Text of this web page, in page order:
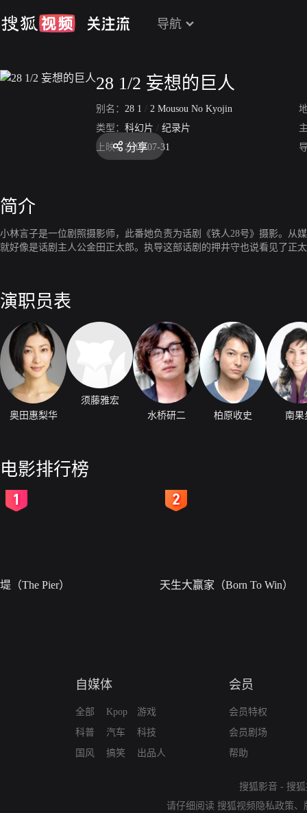
导航
28 1/2 妄想的巨人
别名： 28 1 / 2 Mousou No Kyojin
类型： 科幻片 / 纪录片
上映： 2010-07-31
分享
简介
小林言子是一位剧照摄影师，此番她负责为话剧《铁人28号》摄影。从
就好像是话剧主人公金田正太郎。执导这部话剧的押井守也说看见了正
演职员表
奥田惠梨华
须藤雅宏
水桥研二
柏原收史 南果
电影排行榜
堤（The Pier） 天生大赢家（Born To Win）
自媒体
全部
科普
国风
Kpop
汽车
搞笑
游戏
科技
出品人
会员
会员特权
会员剧场
帮助
搜狐影音 - 搜
请仔细阅读 搜狐视频隐私政策、